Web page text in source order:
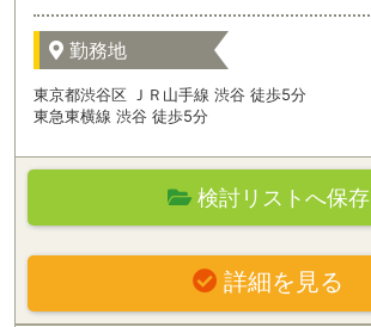
勤務地
東京都渋谷区 ＪＲ山手線 渋谷 徒歩5分
東急東横線 渋谷 徒歩5分
検討リストへ保存
詳細を見る